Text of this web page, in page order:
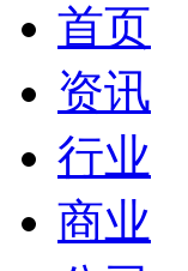
首页
资讯
行业
商业